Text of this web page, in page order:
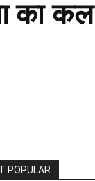
का कल
POPULAR